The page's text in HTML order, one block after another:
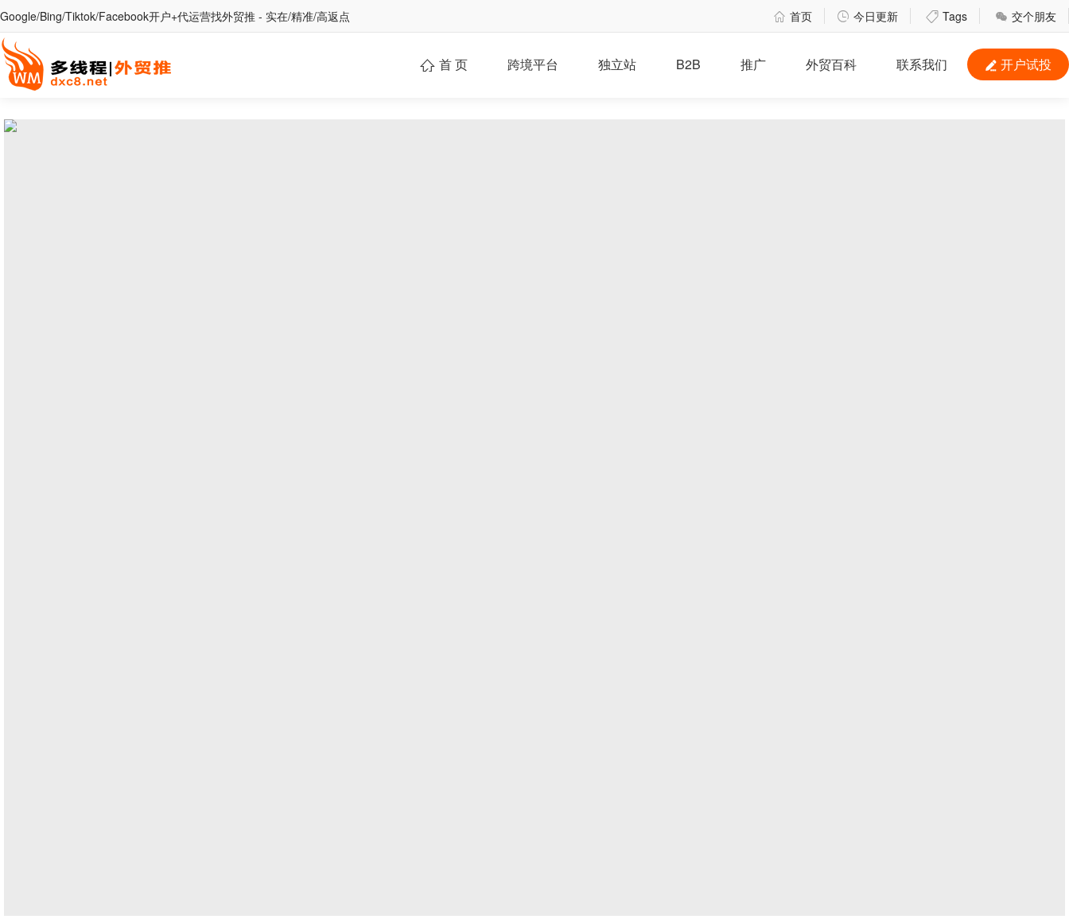
Google/Bing/Tiktok/Facebook开户+代运营找外贸推 - 实在/精准/高返点  首页  今日更新  Tags  交个朋友
 开户试投
 首 页 跨境平台 独立站 B2B 推广 外贸百科 联系我们